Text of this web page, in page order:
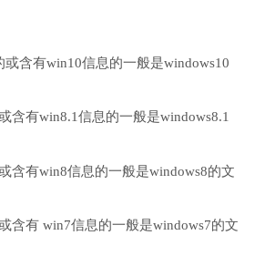
或含有win10信息的一般是windows10
含有win8.1信息的一般是windows8.1
含有win8信息的一般是windows8的文
含有 win7信息的一般是windows7的文